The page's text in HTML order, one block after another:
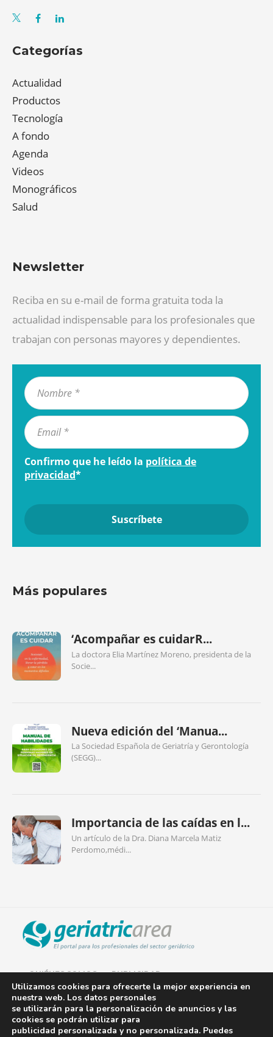
Categorías
Actualidad
Productos
Tecnología
A fondo
Agenda
Videos
Monográficos
Salud
Newsletter
Reciba en su e-mail de forma gratuita toda la
actualidad indispensable para los profesionales que
trabajan con personas mayores y dependientes.
Confirmo que he leído la política de
privacidad*
Más populares
‘Acompañar es cuidarR...
La doctora Elia Martínez Moreno, presidenta de la
Socie...
Nueva edición del ‘Manua...
La Sociedad Española de Geriatría y Gerontología
(SEGG)...
Importancia de las caídas en l...
Un artículo de la Dra. Diana Marcela Matiz
Perdomo,médi...
QUIÉNES SOMOS PUBLICIDAD
AVISO LEGAL
POLÍTICA DE COOKIES
Utilizamos cookies para ofrecerte la mejor experiencia en
nuestra web. Los datos personales
se utilizarán para la personalización de anuncios y las
cookies se podrán utilizar para
publicidad personalizada y no personalizada. Puedes